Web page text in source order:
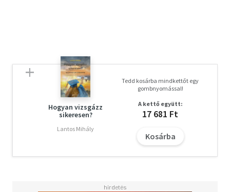
Hogyan vizsgázz
sikeresen?
Lantos Mihály
Tedd kosárba mindkettőt egy
gombnyomással!
A kettő együtt:
17 681 Ft
Kosárba